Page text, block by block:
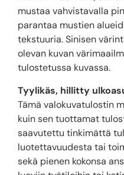
mustaa vahvistavalla
parantaa mustien
tekstuuria. Sinisen
olevan kuvan
tulostetussa kuvassa.
Tyylikäs, hillitty
Tämä valokuvatulostin
kuin sen tuottamat
saavutettu tinkimättä
luotettavuudesta tai
sekä pienen kokonsa